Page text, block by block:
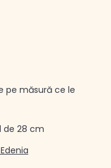
pe măsură ce le
28 cm